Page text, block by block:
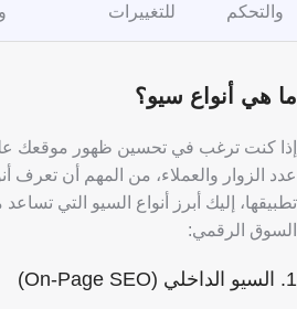
والتحكم
للتغييرات
ما هي أنواع سيو؟
إذا كنت ترغب في تحسين ظهور موقعك
عدد الزوار والعملاء، من المهم أن تعرف
تطبيقها، إليك أبرز أنواع السيو التي
السوق الرقمي:
1. السيو الداخلي (On-Page SEO)